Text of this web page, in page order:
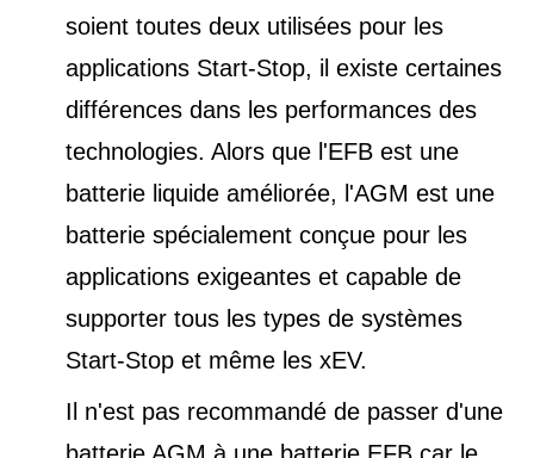
soient toutes deux utilisées pour les
applications Start-Stop, il existe certaines
différences dans les performances des
technologies. Alors que l'EFB est une
batterie liquide améliorée, l'AGM est une
batterie spécialement conçue pour les
applications exigeantes et capable de
supporter tous les types de systèmes
Start-Stop et même les xEV.
Il n'est pas recommandé de passer d'une